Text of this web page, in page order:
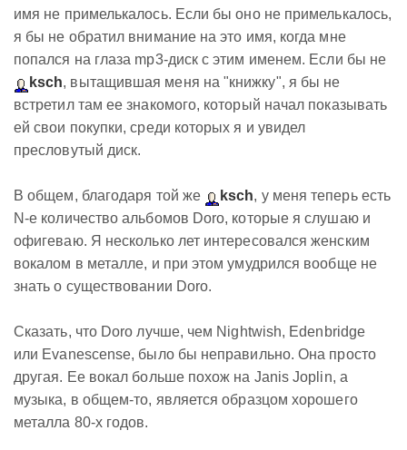
имя не примелькалось. Если бы оно не примелькалось,
я бы не обратил внимание на это имя, когда мне
попался на глаза mp3-диск с этим именем. Если бы не
ksch, вытащившая меня на "книжку", я бы не
встретил там ее знакомого, который начал показывать
ей свои покупки, среди которых я и увидел
пресловутый диск.
В общем, благодаря той же ksch, у меня теперь есть
N-е количество альбомов Doro, которые я слушаю и
офигеваю. Я несколько лет интересовался женским
вокалом в металле, и при этом умудрился вообщене
знать о существовании Doro.
Сказать, что Doro лучше, чем Nightwish, Edenbridge
или Evanescense, было бы неправильно. Она просто
другая. Ее вокал больше похож на Janis Joplin, а
музыка, в общем-то, является образцом хорошего
металла 80-х годов.